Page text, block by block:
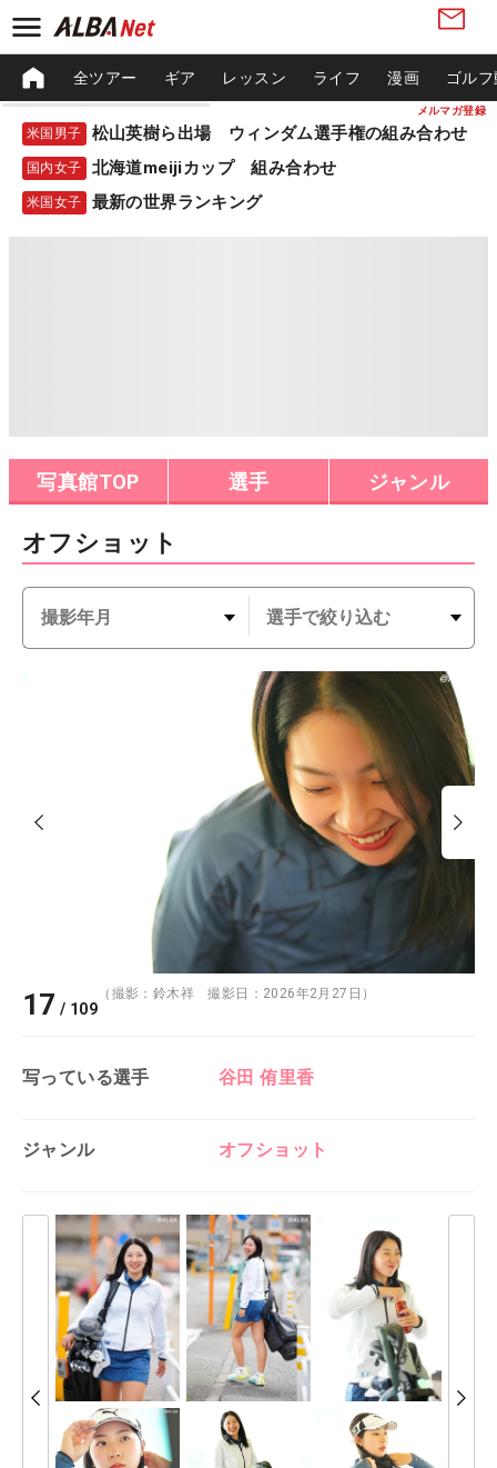
メルマガ登録
全ツアー ギア レッスン ライフ 漫画 ゴル
米国男子 松山英樹ら出場 ウィンダム選手権の組み合わせ
国内女子 北海道meijiカップ 組み合わせ
米国女子 最新の世界ランキング
写真館TOP 選手 ジャンル
オフショット
17 / 109
（撮影：鈴木祥 撮影日：2026年2月27日）
写っている選手 谷田 侑里香
ジャンル オフショット